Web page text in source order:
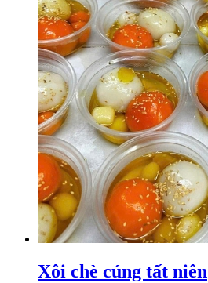
Xôi chè cúng tất niên